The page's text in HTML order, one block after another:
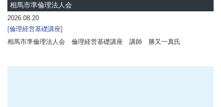
相馬市準倫理法人会
2026.08.20
倫理経営基礎講座
相馬市準倫理法人会 倫理経営基礎講座 講師 勝又一真氏